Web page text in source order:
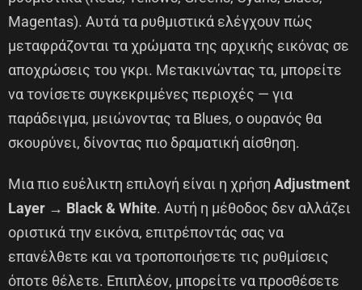
Magentas). Αυτά τα ρυθμιστικά ελέγχουν πώς
μεταφράζονται τα χρώματα της αρχικής εικόνας σε
αποχρώσεις του γκρι. Μετακινώντας τα, μπορείτε
να τονίσετε συγκεκριμένες περιοχές — για
παράδειγμα, μειώνοντας τα Blues, ο ουρανός θα
σκουρύνει, δίνοντας πιο δραματική αίσθηση.
Μια πιο ευέλικτη επιλογή είναι η χρήση Adjustment
Layer → Black & White. Αυτή η μέθοδος δεν αλλάζει
οριστικά την εικόνα, επιτρέποντάς σας να
επανέλθετε και να τροποποιήσετε τις ρυθμίσεις
όποτε θέλετε. Επιπλέον, μπορείτε να προσθέσετε